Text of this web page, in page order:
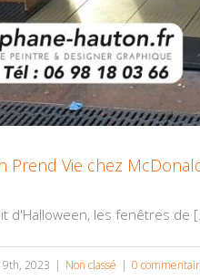
Prend Vie chez
d'Halloween, les fenêtres de
9th, 2023 | Non classé | 0